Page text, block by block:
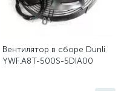
элементы)
Вентилятор в сборе Dunli
YWF.A8T-500S-5DIA00